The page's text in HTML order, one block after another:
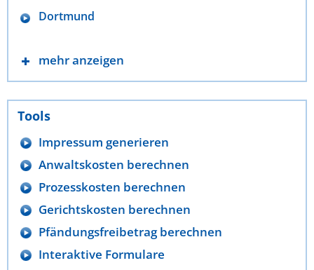
Dortmund
mehr anzeigen
Tools
Impressum generieren
Anwaltskosten berechnen
Prozesskosten berechnen
Gerichtskosten berechnen
Pfändungsfreibetrag berechnen
Interaktive Formulare